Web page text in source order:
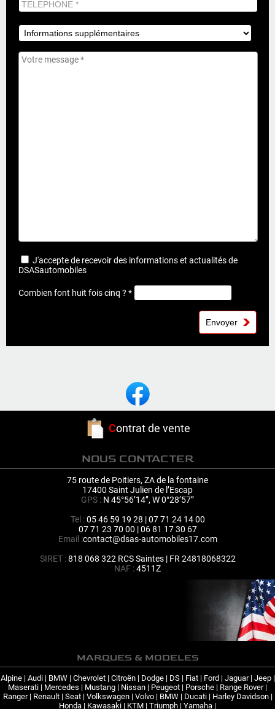
J'accepte de recevoir des informations et actualités de
DSASautomobiles
Combien font huit fois cinq ? *
Contrat de vente
NOUS CONTACTER
75 route de Poitiers, ZA de la fontaine
17400 Saint Julien de l’Escap
GPS : N 45°56’14’’, W 0°28’57’’
Tel :05 46 59 19 28 | 07 71 24 14 00
07 71 23 70 00 | 06 81 17 30 67
Email :contact@dsas-automobiles17.com
SIRET :818 068 322 RCS Saintes | FR 24818068322
NAF :4511Z
MARQUES & MODELES
Alpine| Audi| BMW| Chevrolet| Citroën| Dodge| DS| Fiat| Ford| Jaguar| Jeep|
Maserati | Mercedes | Mustang | Nissan | Peugeot | Porsche | Range Rover|
Ranger| Renault| Seat| Volkswagen| Volvo| BMW| Ducati| Harley Davidson|
Honda | Kawasaki | KTM | Triumph | Yamaha |